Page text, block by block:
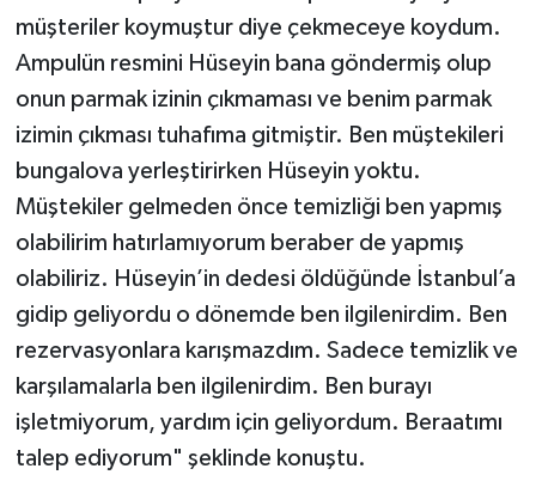
müşteriler koymuştur diye çekmeceye koydum.
Ampulün resmini Hüseyin bana göndermiş olup
onun parmak izinin çıkmaması ve benim parmak
izimin çıkması tuhafıma gitmiştir. Ben müştekileri
bungalova yerleştirirken Hüseyin yoktu.
Müştekiler gelmeden önce temizliği ben yapmış
olabilirim hatırlamıyorum beraber de yapmış
olabiliriz. Hüseyin’in dedesi öldüğünde İstanbul’a
gidip geliyordu o dönemde ben ilgilenirdim. Ben
rezervasyonlara karışmazdım. Sadece temizlik ve
karşılamalarla ben ilgilenirdim. Ben burayı
işletmiyorum, yardım için geliyordum. Beraatımı
talep ediyorum" şeklinde konuştu.